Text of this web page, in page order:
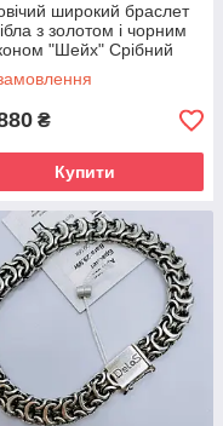
широкий браслет
з золотом і чорним
"Шейх" Срібний
для чоловіка
₴
Купити